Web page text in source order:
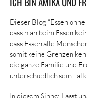
Dieser Blog “Essen
dass man beim Essen
dass Essen alle
somit keine Grenzen
die ganze Familie und
unterschiedlich sein -
In diesem Sinne: Lasst